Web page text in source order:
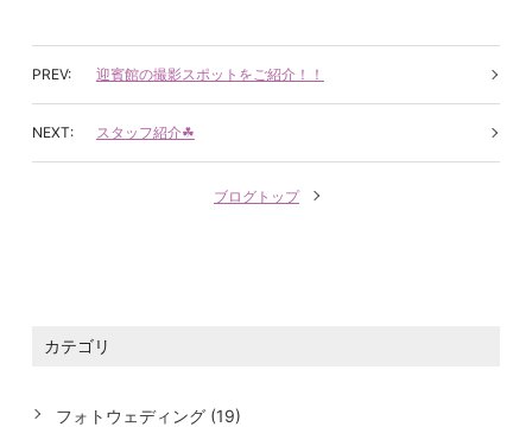
迎賓館の撮影スポットをご紹介！！
スタッフ紹介☘
ブログトップ
カテゴリ
フォトウェディング (19)